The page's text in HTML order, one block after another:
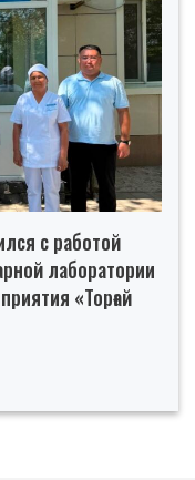
с работой
лаборатории
«Торғай